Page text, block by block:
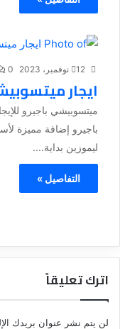
12 نوفمبر، 2023 0
ايجار
باجيرو إضافة مميزة
ليموزين بداية....
التفاصيل »
اترك تعليقاً
لن يتم نشر عنوان بريدك